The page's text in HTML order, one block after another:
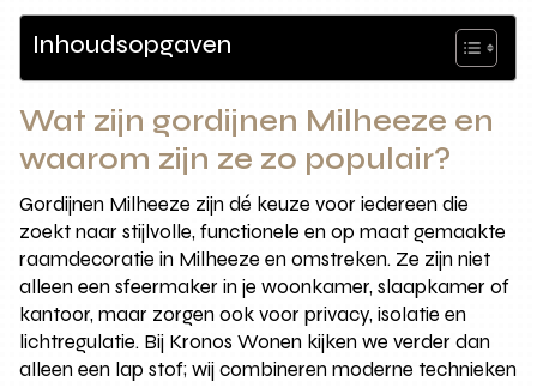
Inhoudsopgaven
Wat zijn gordijnen Milheeze en
waarom zijn ze zo populair?
Gordijnen Milheeze zijn dé keuze voor iedereen die
zoekt naar stijlvolle, functionele en op maat gemaakte
raamdecoratie in Milheeze en omstreken. Ze zijn niet
alleen een sfeermaker in je woonkamer, slaapkamer of
kantoor, maar zorgen ook voor privacy, isolatie en
lichtregulatie. Bij Kronos Wonen kijken we verder dan
alleen een lap stof; wij combineren moderne technieken